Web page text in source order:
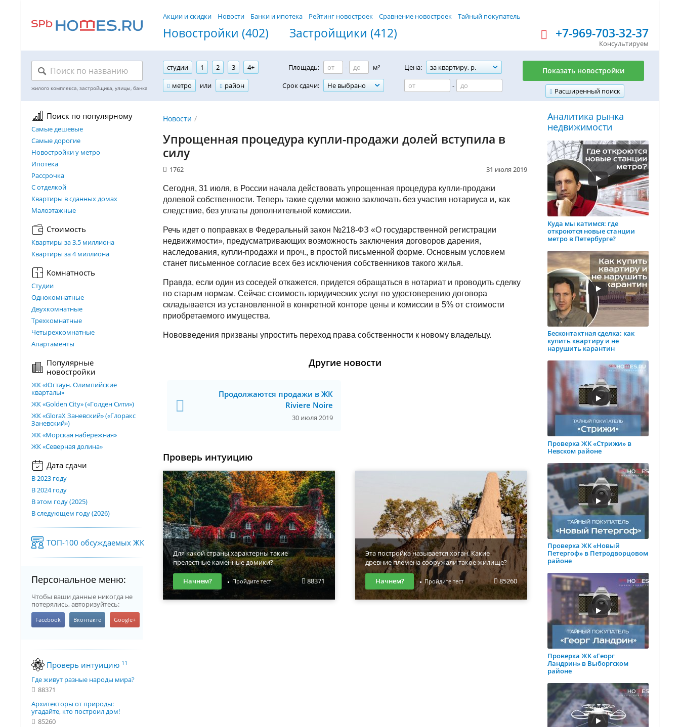
Акции и скидки Новости Банки и ипотека Рейтинг новостроек Сравнение новостроек Тайный покупатель
Новостройки (402) Застройщики (412) +7-969-703-32-37
Консультируем
студии 1 2 3
4+
метро
или район
Площадь: -
м²
Срок сдачи:
Не выбрано
Цена:
за квартиру, р.
-
Расширенный поиск
Показать новостройки
Поиск по популярному
Самые дешевые
Самые дорогие
Новостройки у метро
Ипотека
Рассрочка
С отделкой
Квартиры в сданных домах
Малоэтажные
Стоимость
Квартиры за 3.5 миллиона
Квартиры за 4 миллиона
Комнатность
Студии
Однокомнатные
Двухкомнатные
Трехкомнатные
Четырехкомнатные
Апартаменты
Популярные
новостройки
ЖК «Югтаун. Олимпийские
кварталы»
ЖК «Golden City» («Голден Сити»)
ЖК «GloraX Заневский»​ («Глоракс
Заневский»)
ЖК «Морская набережная»
ЖК «Северная долина»
Дата сдачи
В 2023 году
В 2024 году
В этом году (2025)
В следующем году (2026)
ТОП-100 обсуждаемых ЖК
Персональное меню:
Чтобы ваши данные никогда не
потерялись, авторизуйтесь:
Проверь интуицию 11
Где живут разные народы мира?
88371
Архитекторы от природы:
угадайте, кто построил дом!
85260
Новости
Упрощенная процедура купли-продажи долей вступила в
силу
31 июля 2019
1762
Сегодня, 31 июля, в России начала действовать упрощенная процедура купли-продажи
долевой собственности. Теперь такие сделки можно заключать без участия нотариуса и, как
следствие, без уплаты дополнительной комиссии.
Речь идет о поправках в Федеральный закон №218-ФЗ «О государственной регистрации
недвижимости», предусматривающих возможность заключения договоров дарения,
наследования, купли-продажи и проч., в простой письменной форме. Основным условием
станет письменное согласие всех без исключения собственников такого жилья.
Правда, если один из соседей откажется, придется обращаться в нотариат и проводить сделку
по старым нормам. Сейчас стоимость юридических услуг по удостоверению договора
складывается из установленной в конкретной конторе цены и комиссии в 5% от стоимости
приобретаемого имущества.
Нововведения призваны упростить переход права собственности к новому владельцу.
Другие новости
Продолжаются продажи в ЖК
Riviere Noire
30 июля 2019
Проверь интуицию
Для какой страны характерны такие
прелестные каменные домики?
88371
Начнем? Пройдите тест
Эта постройка называется хоган. Какие
древние племена сооружали такое жилище?
85260
Начнем? Пройдите тест
Аналитика рынка
недвижимости
Куда мы катимся: где
откроются новые станции
метро в Петербурге?
Бесконтактная сделка: как
купить квартиру и не
нарушить карантин
Проверка ЖК «Стрижи» в
Невском районе
Проверка ЖК «Новый
Петергоф» в Петродворцовом
районе
Проверка ЖК «Георг
Ландрин» в Выборгском
районе